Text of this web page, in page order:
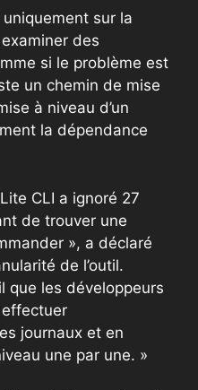
sur la
des
si le problème est
un chemin de mise
à niveau d’un
la dépendance
CLI a ignoré 27
de trouver une
», a déclaré
de l’outil.
que les développeurs
journaux et en
une par une. »